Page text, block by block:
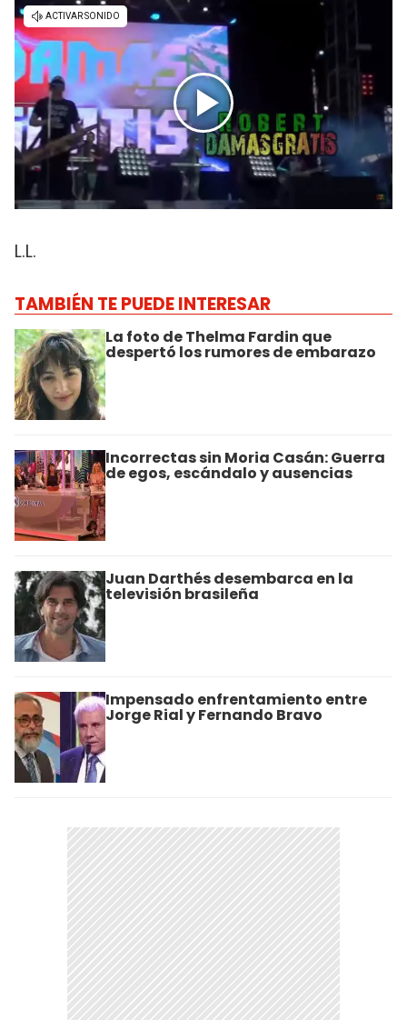
L.L.
TAMBIÉN TE PUEDE INTERESAR
La foto de Thelma Fardin que
despertó los rumores de embarazo
Incorrectas sin Moria Casán: Guerra
de egos, escándalo y ausencias
Juan Darthés desembarca en la
televisión brasileña
Impensado enfrentamiento entre
Jorge Rial y Fernando Bravo